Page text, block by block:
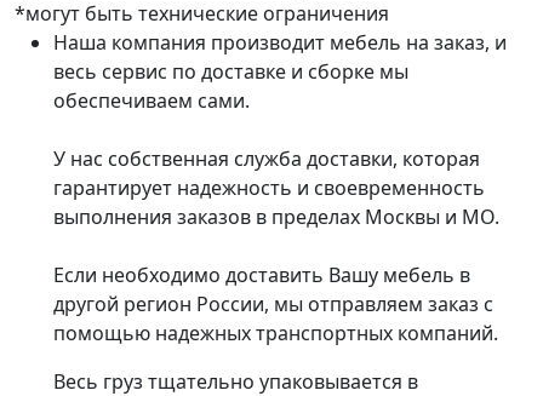
*могут быть технические ограничения
Наша компания производит мебель на заказ, и
весь сервис по доставке и сборке мы
обеспечиваем сами.
У нас собственная служба доставки, которая
гарантирует надежность и своевременность
выполнения заказов в пределах Москвы и МО.
Если необходимо доставить Вашу мебель в
другой регион России, мы отправляем заказ с
помощью надежных транспортных компаний.
Весь груз тщательно упаковывается в